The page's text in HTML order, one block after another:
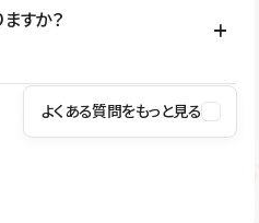
に更新作業を進めやすくなりま
スを安全に利用できるよう、通信
管理、脆弱性対策など、複数の観
応しており、悪質なスクリプトの
すか？
プセンターでご確認いただけま
よくある質問をもっと見る